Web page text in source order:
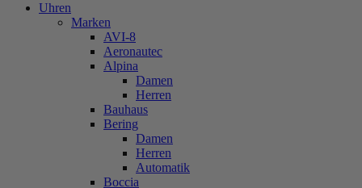
Uhren
Marken
AVI-8
Aeronautec
Alpina
Damen
Herren
Bauhaus
Bering
Damen
Herren
Automatik
Boccia